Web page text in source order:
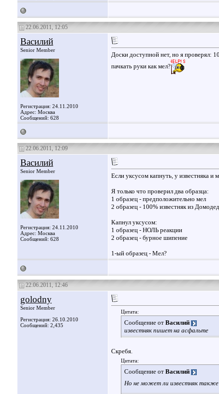
22.06.2011, 12:05
Василий
Senior Member
Регистрация: 24.11.2010
Адрес: Москва
Сообщений: 628
Доски доступной нет, но я проверял:
пачкать руки как мел?
22.06.2011, 12:09
Василий
Senior Member
Регистрация: 24.11.2010
Адрес: Москва
Сообщений: 628
Если уксусом капнуть, у известняка и
Я только что проверил два образца:
1 образец - предположительно мел
2 образец - 100% известняк из
Капнул уксусом:
1 образец - НОЛЬ реакции
2 образец - бурное шипение
1-ый образец - Мел?
22.06.2011, 12:46
golodny
Senior Member
Регистрация: 26.10.2010
Сообщений: 2,435
Цитата:
Сообщение от Василий
известняк пишет на асфальте
Скребя.
Цитата:
Сообщение от Василий
Но не может ли известняк также